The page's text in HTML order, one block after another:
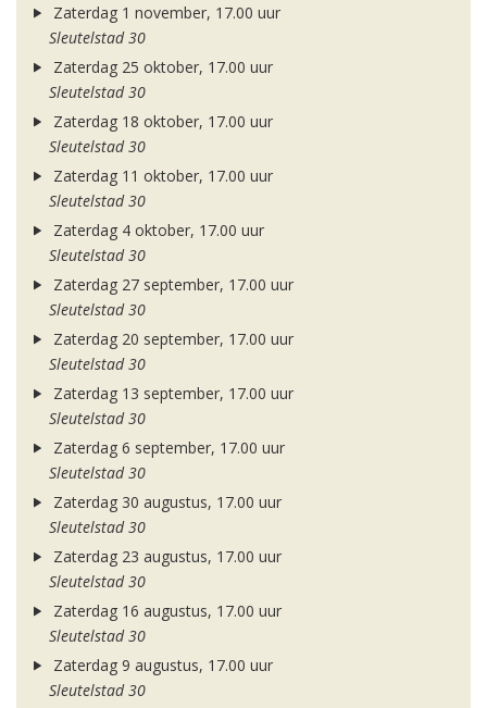
Zaterdag 1 november, 17.00 uur
Sleutelstad 30
Zaterdag 25 oktober, 17.00 uur
Sleutelstad 30
Zaterdag 18 oktober, 17.00 uur
Sleutelstad 30
Zaterdag 11 oktober, 17.00 uur
Sleutelstad 30
Zaterdag 4 oktober, 17.00 uur
Sleutelstad 30
Zaterdag 27 september, 17.00 uur
Sleutelstad 30
Zaterdag 20 september, 17.00 uur
Sleutelstad 30
Zaterdag 13 september, 17.00 uur
Sleutelstad 30
Zaterdag 6 september, 17.00 uur
Sleutelstad 30
Zaterdag 30 augustus, 17.00 uur
Sleutelstad 30
Zaterdag 23 augustus, 17.00 uur
Sleutelstad 30
Zaterdag 16 augustus, 17.00 uur
Sleutelstad 30
Zaterdag 9 augustus, 17.00 uur
Sleutelstad 30